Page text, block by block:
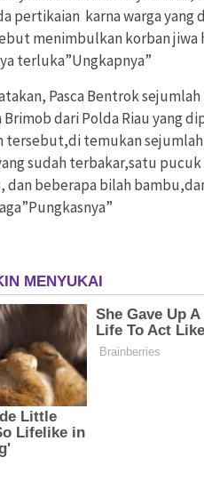
pertikaian karna warga yang
menimbulkan korban jiwa
terluka”Ungkapnya”
Pasca Bentrok
dari Polda Riau yang
tersebut,di temukan
sudah terbakar,satu
dan beberapa bilah